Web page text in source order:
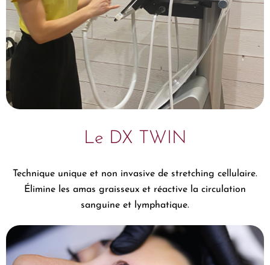
Le DX TWIN
Technique unique et non invasive de stretching cellulaire.
Élimine les amas graisseux et réactive la circulation
sanguine et lymphatique.